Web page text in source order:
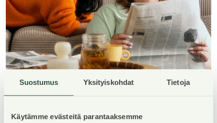
Suostumus Yksityiskohdat Tietoja
Käytämme evästeitä parantaaksemme